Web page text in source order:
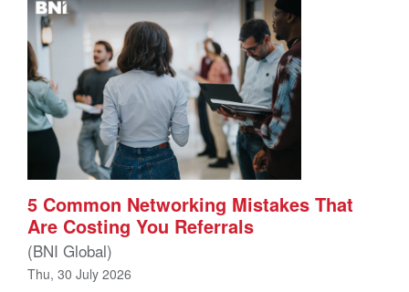
5 Common Networking Mistakes That
Are Costing You Referrals
(BNI Global)
Thu, 30 July 2026